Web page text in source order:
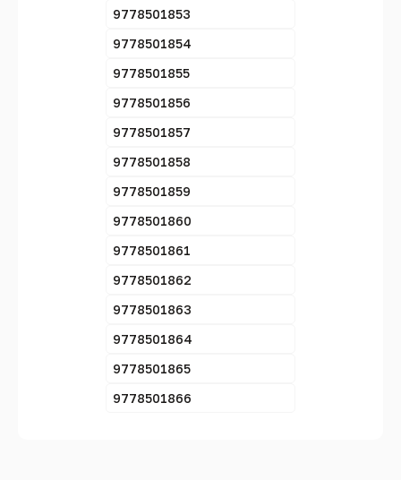
9778501853
9778501854
9778501855
9778501856
9778501857
9778501858
9778501859
9778501860
9778501861
9778501862
9778501863
9778501864
9778501865
9778501866